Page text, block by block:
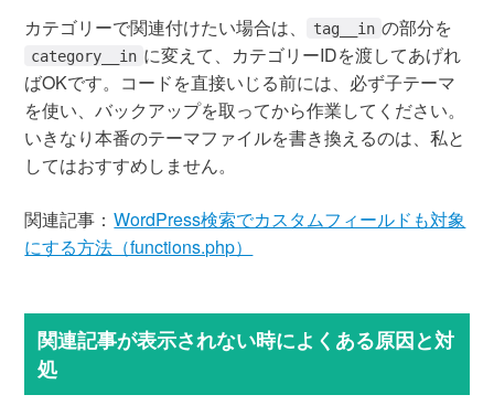
カテゴリーで関連付けたい場合は、 tag__in の部分を
category__in に変えて、カテゴリーIDを渡してあげれ
ばOKです。コードを直接いじる前には、必ず子テーマ
を使い、バックアップを取ってから作業してください。
いきなり本番のテーマファイルを書き換えるのは、私と
してはおすすめしません。
関連記事： WordPress検索でカスタムフィールドも対象
にする方法（functions.php）
関連記事が表示されない時によくある原因と対
処